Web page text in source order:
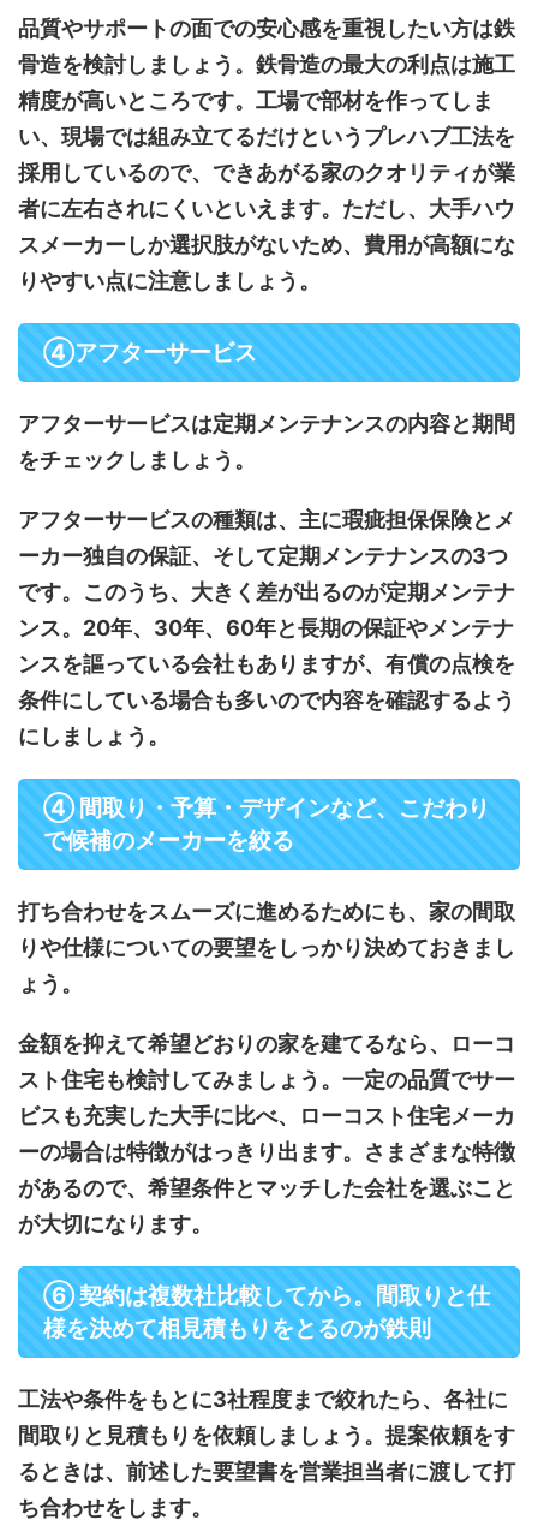
品質やサポートの面での安心感を重視したい方は鉄
骨造を検討しましょう。鉄骨造の最大の利点は施工
精度が高いところです。工場で部材を作ってしま
い、現場では組み立てるだけというプレハブ工法を
採用しているので、できあがる家のクオリティが業
者に左右されにくいといえます。ただし、大手ハウ
スメーカーしか選択肢がないため、費用が高額にな
りやすい点に注意しましょう。
④アフターサービス
アフターサービスは定期メンテナンスの内容と期間
をチェックしましょう。
アフターサービスの種類は、主に瑕疵担保保険とメ
ーカー独自の保証、そして定期メンテナンスの3つ
です。このうち、大きく差が出るのが定期メンテナ
ンス。20年、30年、60年と長期の保証やメンテナ
ンスを謳っている会社もありますが、有償の点検を
条件にしている場合も多いので内容を確認するよう
にしましょう。
④ 間取り・予算・デザインなど、こだわり
で候補のメーカーを絞る
打ち合わせをスムーズに進めるためにも、家の間取
りや仕様についての要望をしっかり決めておきまし
ょう。
金額を抑えて希望どおりの家を建てるなら、ローコ
スト住宅も検討してみましょう。一定の品質でサー
ビスも充実した大手に比べ、ローコスト住宅メーカ
ーの場合は特徴がはっきり出ます。さまざまな特徴
があるので、希望条件とマッチした会社を選ぶこと
が大切になります。
⑥ 契約は複数社比較してから。間取りと仕
様を決めて相見積もりをとるのが鉄則
工法や条件をもとに3社程度まで絞れたら、各社に
間取りと見積もりを依頼しましょう。提案依頼をす
るときは、前述した要望書を営業担当者に渡して打
ち合わせをします。